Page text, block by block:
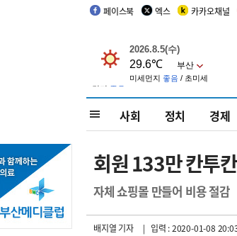
페이스북 엑스 카카오채널
사회 정치 경제
회원 133만 칸투
자체 쇼핑몰 만들어 비용 절감
배지열 기자 | 입력 : 2020-01-08